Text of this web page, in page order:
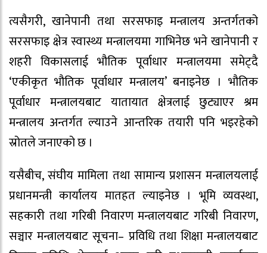
त्यसैगरी, खानेपानी तथा सरसफाइ मन्त्रालय अन्तर्गतको
सरसफाइ क्षेत्र स्वास्थ्य मन्त्रालयमा गाभिनेछ भने खानेपानी र
शहरी विकासलाई भौतिक पूर्वाधार मन्त्रालयमा समेट्दै
‘एकीकृत भौतिक पूर्वाधार मन्त्रालय’ बनाइनेछ । भौतिक
पूर्वाधार मन्त्रालयबाट यातायात क्षेत्रलाई छुट्याएर श्रम
मन्त्रालय अन्तर्गत ल्याउने आन्तरिक तयारी पनि भइरहेको
स्रोतले जनाएको छ ।
यसैबीच, संघीय मामिला तथा सामान्य प्रशासन मन्त्रालयलाई
प्रधानमन्त्री कार्यालय मातहत ल्याइनेछ । भूमि व्यवस्था,
सहकारी तथा गरिबी निवारण मन्त्रालयबाट गरिबी निवारण,
सञ्चार मन्त्रालयबाट सूचना– प्रविधि तथा शिक्षा मन्त्रालयबाट